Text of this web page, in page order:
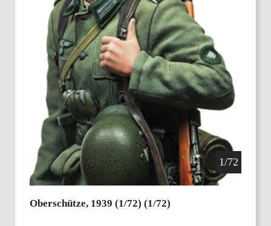
1/72
Oberschütze, 1939 (1/72) (1/72)